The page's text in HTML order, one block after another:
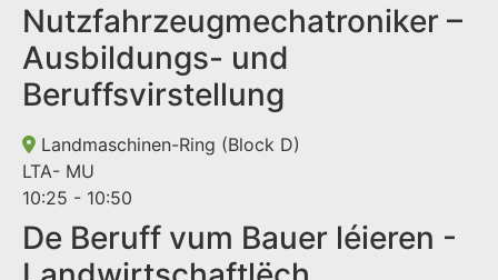
Nutzfahrzeugmechatroniker –
Ausbildungs- und
Beruffsvirstellung
Landmaschinen-Ring (Block D)
LTA- MU
10:25 - 10:50
De Beruff vum Bauer léieren -